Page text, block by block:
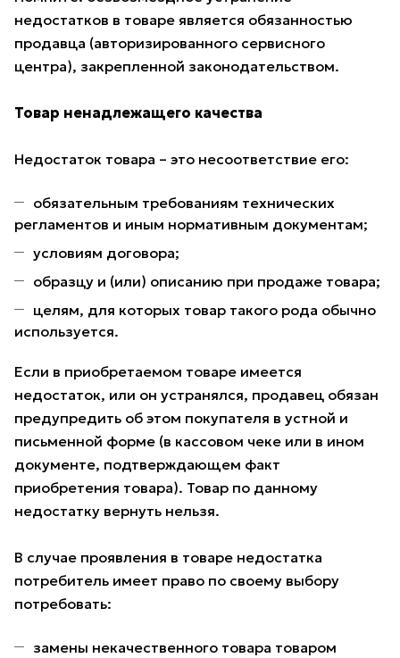
недостатков в товаре является обязанностью
продавца (авторизированного сервисного
центра), закрепленной законодательством.
Товар ненадлежащего качества
Недостаток товара – это несоответствие его:
обязательным требованиям технических
регламентов и иным нормативным документам;
условиям договора;
образцу и (или) описанию при продаже товара;
целям, для которых товар такого рода обычно
используется.
Если в приобретаемом товаре имеется
недостаток, или он устранялся, продавец обязан
предупредить об этом покупателя в устной и
письменной форме (в кассовом чеке или в ином
документе, подтверждающем факт
приобретения товара). Товар по данному
недостатку вернуть нельзя.
В случае проявления в товаре недостатка
потребитель имеет право по своему выбору
потребовать:
замены некачественного товара товаром